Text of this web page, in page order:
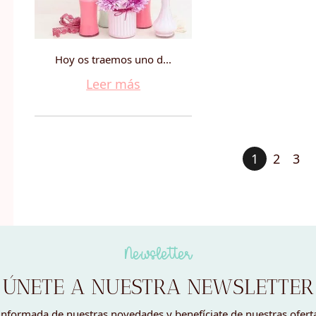
Hoy os traemos uno d...
Leer más
1 2 3
Newsletter
ÚNETE A NUESTRA NEWSLETTER